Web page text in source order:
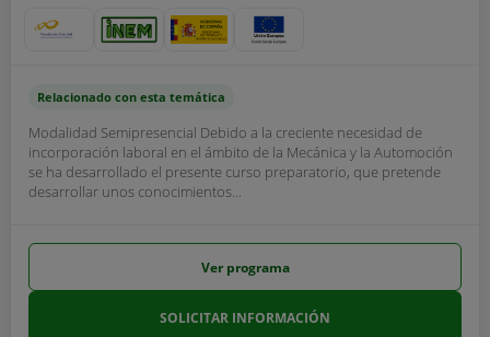
Relacionado con esta temática
Modalidad Semipresencial Debido a la creciente necesidad de
incorporación laboral en el ámbito de la Mecánica y la Automoción
se ha desarrollado el presente curso preparatorio, que pretende
desarrollar unos conocimientos...
Ver programa
SOLICITAR INFORMACIÓN